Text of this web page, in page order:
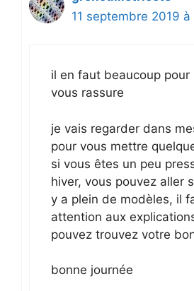
11 septembre 2019
il en faut beaucoup pour
vous rassure
je vais regarder dans
pour vous mettre
si vous êtes un peu
hiver, vous pouvez aller
y a plein de modèles, il
attention aux
pouvez trouvez votre
bonne journée